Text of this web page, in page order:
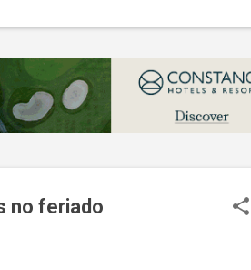
lucro de mais de 30 assentos vendidos,
no feriado